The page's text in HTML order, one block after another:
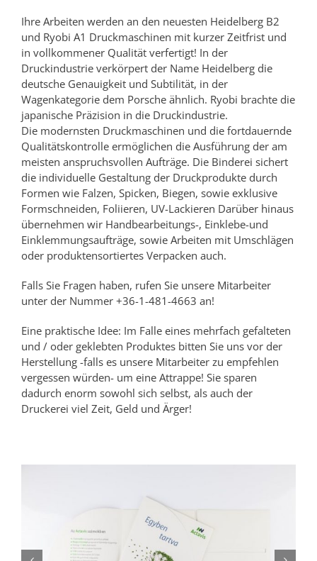
Ihre Arbeiten werden an den neuesten Heidelberg B2
und Ryobi A1 Druckmaschinen mit kurzer Zeitfrist und
in vollkommener Qualität verfertigt! In der
Druckindustrie verkörpert der Name Heidelberg die
deutsche Genauigkeit und Subtilität, in der
Wagenkategorie dem Porsche ähnlich. Ryobi brachte die
japanische Präzision in die Druckindustrie.
Die modernsten Druckmaschinen und die fortdauernde
Qualitätskontrolle ermöglichen die Ausführung der am
meisten anspruchsvollen Aufträge. Die Binderei sichert
die individuelle Gestaltung der Druckprodukte durch
Formen wie Falzen, Spicken, Biegen, sowie exklusive
Formschneiden, Foliieren, UV-Lackieren Darüber hinaus
übernehmen wir Handbearbeitungs-, Einklebe-und
Einklemmungsaufträge, sowie Arbeiten mit Umschlägen
oder produktensortiertes Verpacken auch.
Falls Sie Fragen haben, rufen Sie unsere Mitarbeiter
unter der Nummer +36-1-481-4663 an!
Eine praktische Idee: Im Falle eines mehrfach gefalteten
und / oder geklebten Produktes bitten Sie uns vor der
Herstellung -falls es unsere Mitarbeiter zu empfehlen
vergessen würden- um eine Attrappe! Sie sparen
dadurch enorm sowohl sich selbst, als auch der
Druckerei viel Zeit, Geld und Ärger!